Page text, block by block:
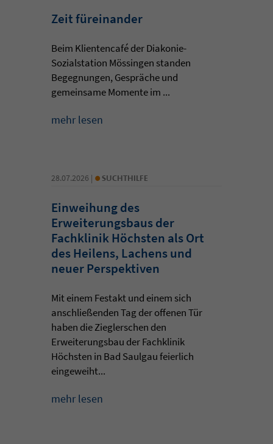
Zeit füreinander
Beim Klientencafé der Diakonie-
Sozialstation Mössingen standen
Begegnungen, Gespräche und
gemeinsame Momente im ...
mehr lesen
28.07.2026 | • SUCHTHILFE
Einweihung des
Erweiterungsbaus der
Fachklinik Höchsten als Ort
des Heilens, Lachens und
neuer Perspektiven
Mit einem Festakt und einem sich
anschließenden Tag der offenen Tür
haben die Zieglerschen den
Erweiterungsbau der Fachklinik
Höchsten in Bad Saulgau feierlich
eingeweiht...
mehr lesen